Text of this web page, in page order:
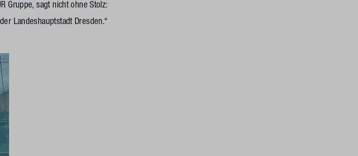
Gruppe, sagt nicht ohne Stolz:
Landeshauptstadt Dresden.“